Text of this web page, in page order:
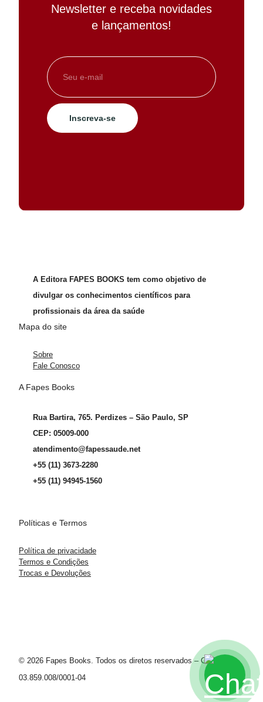
Newsletter e receba novidades
e lançamentos!
Inscreva-se
A Editora FAPES BOOKS tem como objetivo de
divulgar os conhecimentos científicos para
profissionais da área da saúde
Mapa do site
Sobre
Fale Conosco
A Fapes Books
Rua Bartira, 765. Perdizes – São Paulo, SP
CEP: 05009-000
atendimento@fapessaude.net
+55 (11) 3673-2280
+55 (11) 94945-1560
Políticas e Termos
Política de privacidade
Termos e Condições
Trocas e Devoluções
© 2026 Fapes Books. Todos os diretos reservados – CNPJ
03.859.008/0001-04